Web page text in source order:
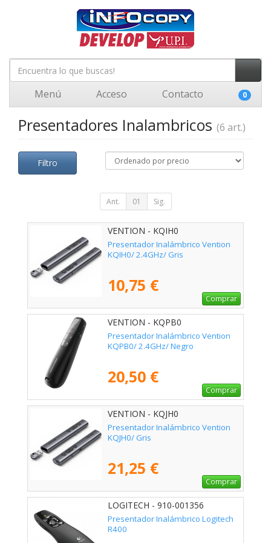
Menú Acceso Contacto 0
Presentadores Inalambricos (6 art.)
Filtro
Ant. 01 Sig.
VENTION - KQIH0
Presentador Inalámbrico Vention
KQIH0/ 2.4GHz/ Gris
10,75 €
Comprar
VENTION - KQPB0
Presentador Inalámbrico Vention
KQPB0/ 2.4GHz/ Negro
20,50 €
Comprar
VENTION - KQJH0
Presentador Inalámbrico Vention
KQJH0/ Gris
21,25 €
Comprar
LOGITECH - 910-001356
Presentador Inalámbrico Logitech
R400